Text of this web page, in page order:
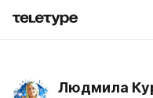
Людмила